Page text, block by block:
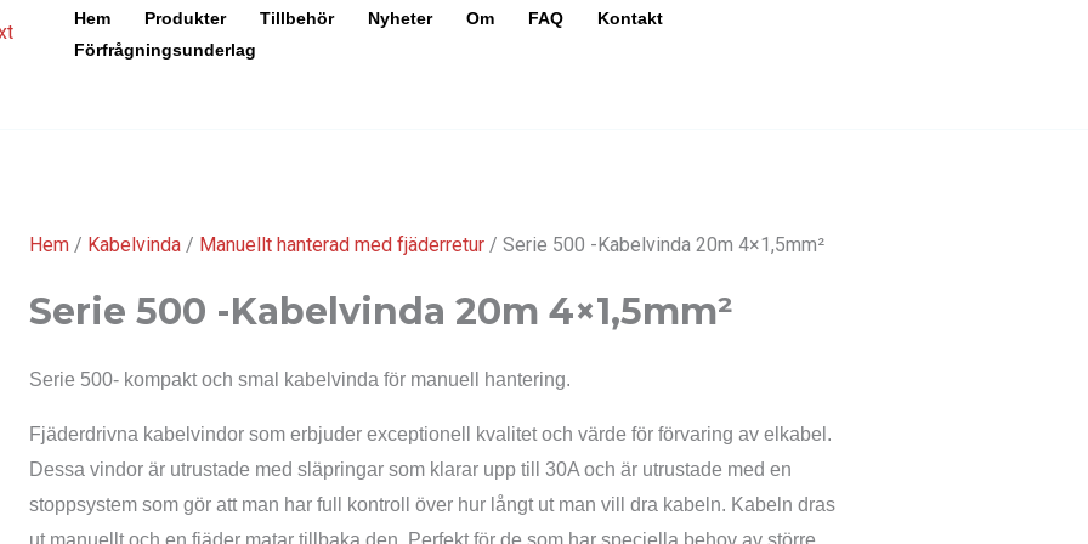
Hem Produkter Tillbehör Nyheter Om FAQ
Kontakt
Förfrågningsunderlag
Hem/ Kabelvinda/ Manuellt hanterad med fjäderretur/ Serie 500 -Kabelvinda 20m 4×1,5mm²
Serie 500 -Kabelvinda 20m 4×1,5mm²
Serie 500- kompakt och smal kabelvinda för manuell hantering.
Fjäderdrivna kabelvindor som erbjuder exceptionell kvalitet och värde för förvaring av elkabel.
Dessa vindor är utrustade med släpringar som klarar upp till 30A och är utrustade med en
stoppsystem som gör att man har full kontroll över hur långt ut man vill dra kabeln. Kabeln dras
ut manuellt och en fjäder matar tillbaka den. Perfekt för de som har speciella behov av större